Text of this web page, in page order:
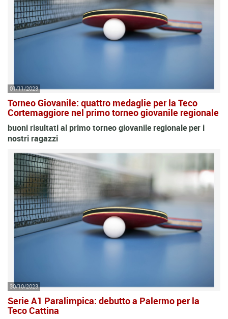
01/11/2023
Torneo Giovanile: quattro medaglie per la Teco
Cortemaggiore nel primo torneo giovanile regionale
buoni risultati al primo torneo giovanile regionale per i
nostri ragazzi
30/10/2023
Serie A1 Paralimpica: debutto a Palermo per la
Teco Cattina